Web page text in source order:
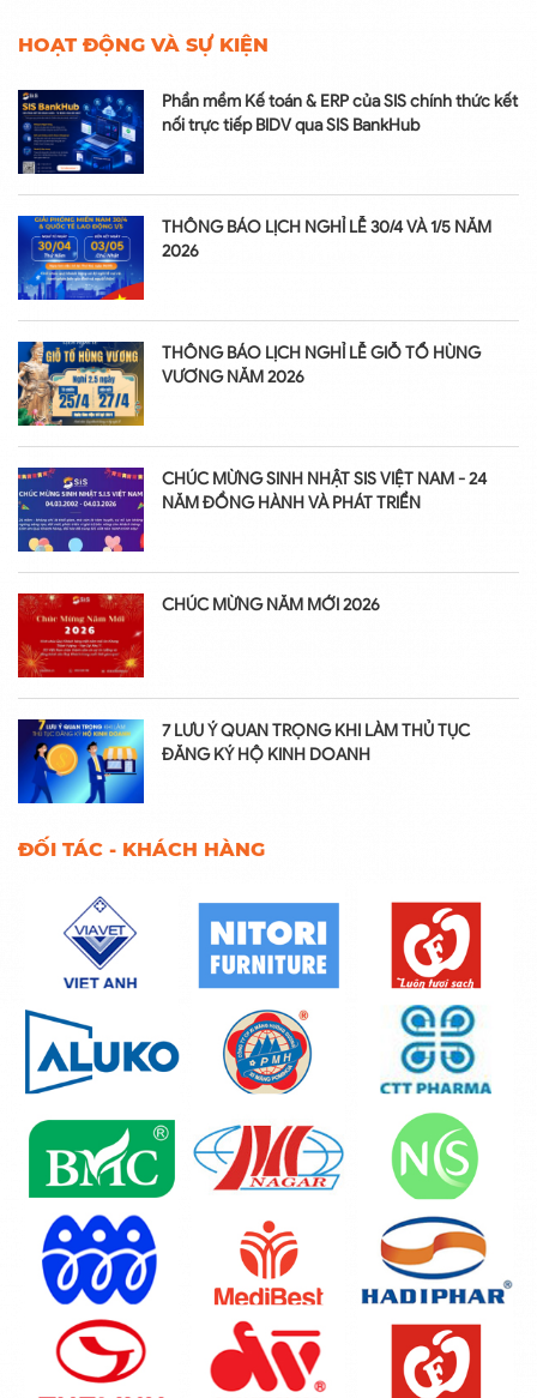
HOẠT ĐỘNG VÀ SỰ KIỆN
Phần mềm Kế toán & ERP của SIS chính thức kết
nối trực tiếp BIDV qua SIS BankHub
THÔNG BÁO LỊCH NGHỈ LỄ 30/4 VÀ 1/5 NĂM
2026
THÔNG BÁO LỊCH NGHỈ LỄ GIỖ TỔ HÙNG
VƯƠNG NĂM 2026
CHÚC MỪNG SINH NHẬT SIS VIỆT NAM - 24
NĂM ĐỒNG HÀNH VÀ PHÁT TRIỂN
CHÚC MỪNG NĂM MỚI 2026
7 LƯU Ý QUAN TRỌNG KHI LÀM THỦ TỤC
ĐĂNG KÝ HỘ KINH DOANH
ĐỐI TÁC - KHÁCH HÀNG